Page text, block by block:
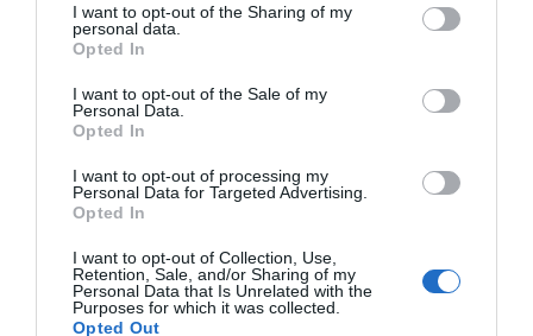
I want to opt-out of the Sharing of my
personal data.
Opted In
I want to opt-out of the Sale of my
Personal Data.
Opted In
I want to opt-out of processing my
Personal Data for Targeted Advertising.
Opted In
I want to opt-out of Collection, Use,
Retention, Sale, and/or Sharing of my
Personal Data that Is Unrelated with the
Purposes for which it was collected.
Opted Out